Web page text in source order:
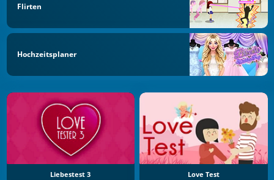
Flirten
Hochzeitsplaner
Liebestest 3 Love Test